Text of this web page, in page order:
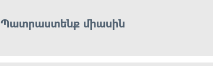
Պատրաստենք միասին